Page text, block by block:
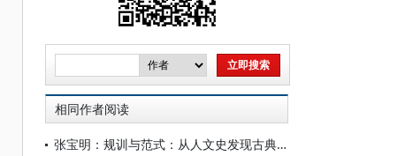
相同作者阅读
张宝明：规训与范式：从人文史发现古典学